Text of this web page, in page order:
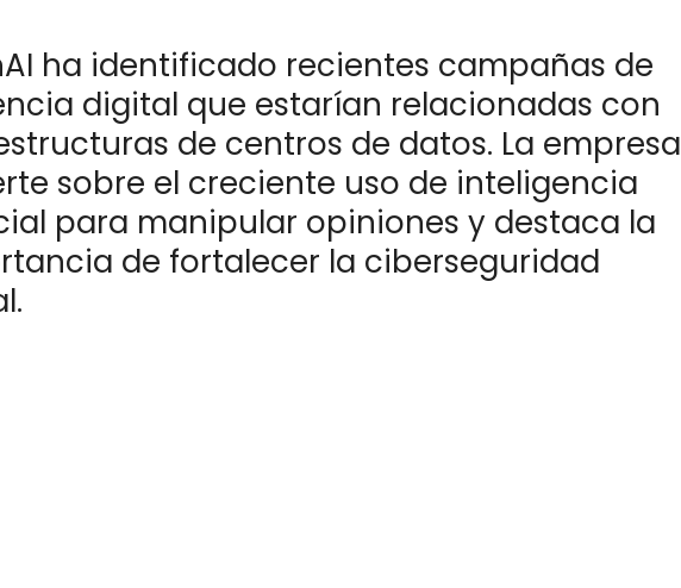
ha identificado recientes campañas de
digital que estarían relacionadas con
de centros de datos. La empresa
sobre el creciente uso de inteligencia
para manipular opiniones y destaca la
de fortalecer la ciberseguridad